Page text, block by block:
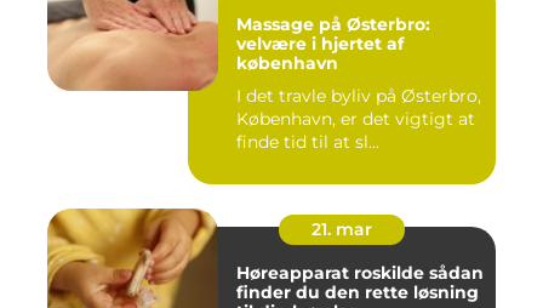
Massage på Østerbro:
velvære i hjertet af
københavn
I det travle byliv på Østerbro,
København, er det vigtigt at
finde tid til at sl...
21. mar
Høreapparat roskilde sådan
finder du den rette løsning